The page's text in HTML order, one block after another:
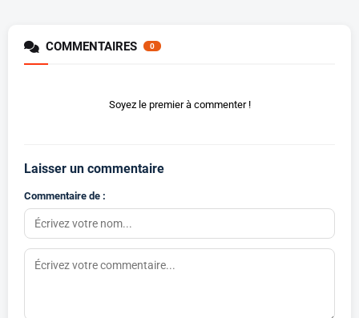
COMMENTAIRES 0
Soyez le premier à commenter !
Laisser un commentaire
Commentaire de :